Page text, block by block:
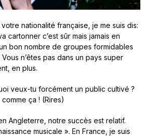
votre nationalité française, je me suis dis:
cartonner c’est sûr mais jamais en
bon nombre de groupes formidables
Vous n’êtes pas dans un pays super
en plus.
veux-tu forcément un public cultivé ?
ça ! (Rires)
Angleterre, notre succès est relatif.
musicale ». En France, je suis